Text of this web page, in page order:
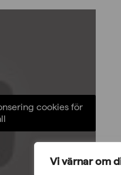
Vi värnar om
cookies för